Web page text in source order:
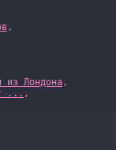
,
из Лондона,
... ,